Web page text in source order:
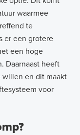
waarmee
te
er een grotere
een hoge
Daarnaast heeft
willen en dit maakt
voor